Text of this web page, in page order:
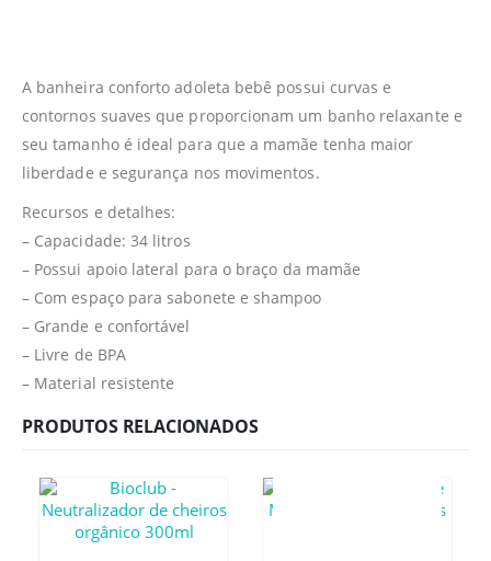
A banheira conforto adoleta bebê possui curvas e
contornos suaves que proporcionam um banho relaxante e
seu tamanho é ideal para que a mamãe tenha maior
liberdade e segurança nos movimentos.
Recursos e detalhes:
– Capacidade: 34 litros
– Possui apoio lateral para o braço da mamãe
– Com espaço para sabonete e shampoo
– Grande e confortável
– Livre de BPA
– Material resistente
PRODUTOS RELACIONADOS